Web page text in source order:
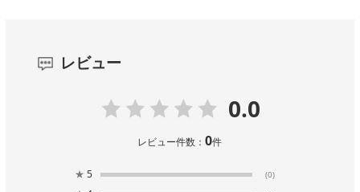
レビュー
0.0
レビュー件数：0件
★ 5 (0)